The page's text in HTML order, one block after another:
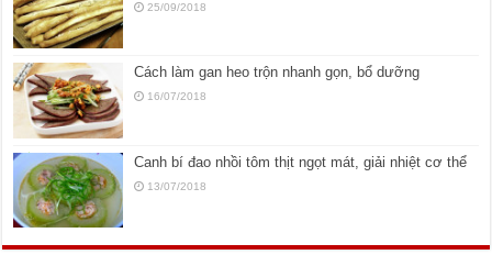
25/09/2018
Cách làm gan heo trộn nhanh gọn, bổ dưỡng
16/07/2018
Canh bí đao nhồi tôm thịt ngọt mát, giải nhiệt cơ thể
13/07/2018